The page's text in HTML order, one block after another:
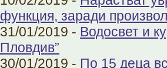
функция, заради
31/01/2019 - Водосвет и
Пловдив”
30/01/2019 - По 15 деца